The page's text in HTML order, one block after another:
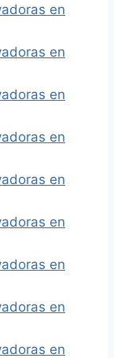
en
en
en
en
en
en
en
en
en